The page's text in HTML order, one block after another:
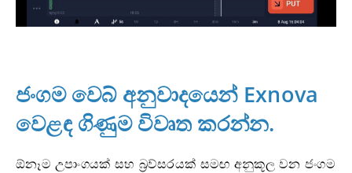
ජංගම වෙබ් අනුවාදයෙන් Exnova
වෙළඳ ගිණුම විවෘත කරන්න.
ඕනෑම උපාංගයක් සහ බ්‍රව්සරයක් සමඟ අනුකූල වන ජංගම